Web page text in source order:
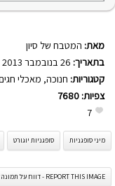
מאת: המטבח של סיון
בתאריך:
קטגוריות: חנוכה, מאכלי
צפיות: 7680
7
מיני סופגניות סופגניות יוגורט
REPORT THIS IMAGE - דווח על תמונה זו